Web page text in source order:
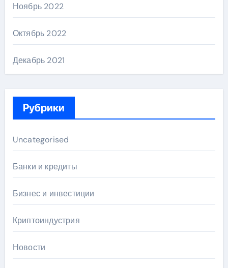
Ноябрь 2022
Октябрь 2022
Декабрь 2021
Рубрики
Uncategorised
Банки и кредиты
Бизнес и инвестиции
Криптоиндустрия
Новости